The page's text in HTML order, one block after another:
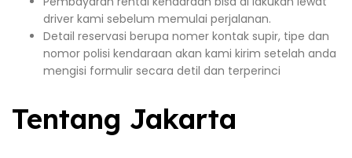
driver kami sebelum memulai perjalanan.
Detail reservasi berupa nomer kontak supir, tipe dan
nomor polisi kendaraan akan kami kirim setelah anda
mengisi formulir secara detil dan terperinci
Tentang Jakarta